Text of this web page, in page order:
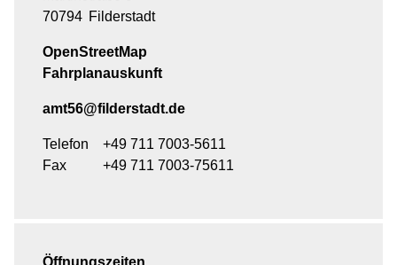
70794 Filderstadt
OpenStreetMap
Fahrplanauskunft
amt56@filderstadt.de
Telefon
+49 711 7003-5611
Fax
+49 711 7003-75611